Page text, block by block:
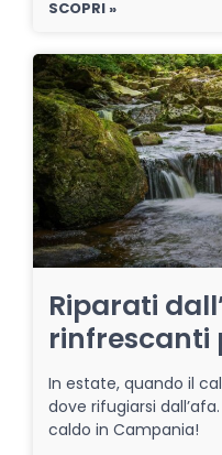
SCOPRI »
Riparati
rinfrescanti
In estate, quando il
dove rifugiarsi
caldo in Campania!